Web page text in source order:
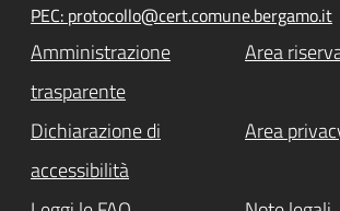
PEC: protocollo@cert.comune.bergamo.it
Amministrazione
trasparente
Area
Dichiarazione di
accessibilità
Area